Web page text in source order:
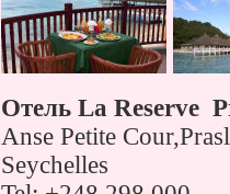
Отель La Reserve
Anse Petite
Seychelles